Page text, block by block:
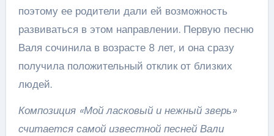
поэтому ее родители дали ей возможность
развиваться в этом направлении. Первую песню
Валя сочинила в возрасте 8 лет, и она сразу
получила положительный отклик от близких
людей.
Композиция «Мой ласковый и нежный зверь»
считается самой известной песней Вали